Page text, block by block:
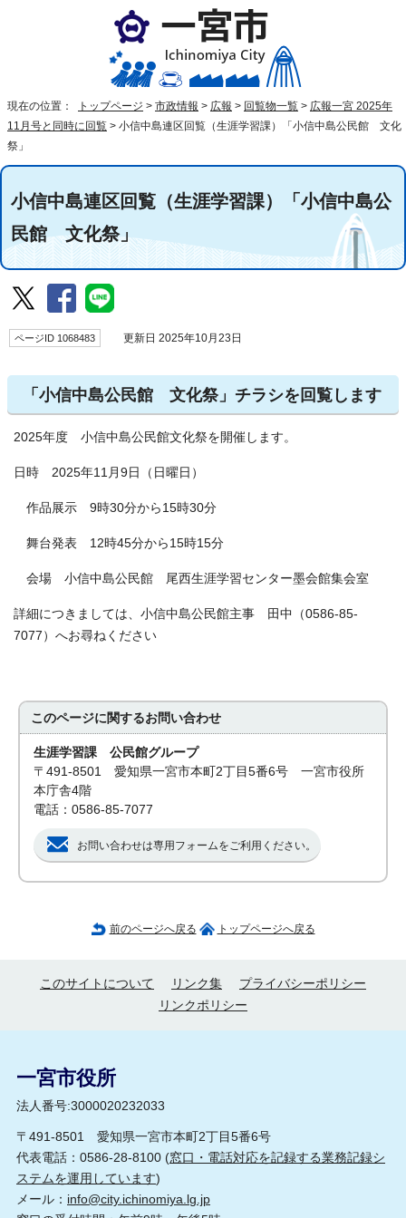
現在の位置： トップページ > 市政情報 > 広報 > 回覧物一覧 > 広報一宮 2025年
11月号と同時に回覧 > 小信中島連区回覧（生涯学習課）「小信中島公民館 文化
祭」
小信中島連区回覧（生涯学習課）「小信中島公
民館 文化祭」
ページID 1068483 更新日 2025年10月23日
「小信中島公民館 文化祭」チラシを回覧します
2025年度 小信中島公民館文化祭を開催します。
日時 2025年11月9日（日曜日）
作品展示 9時30分から15時30分
舞台発表 12時45分から15時15分
会場 小信中島公民館 尾西生涯学習センター墨会館集会室
詳細につきましては、小信中島公民館主事 田中（0586-85-
7077）へお尋ねください
このページに関するお問い合わせ
生涯学習課 公民館グループ
〒491-8501 愛知県一宮市本町2丁目5番6号 一宮市役所
本庁舎4階
電話：0586-85-7077
お問い合わせは専用フォームをご利用ください。
前のページへ戻る トップページへ戻る
このサイトについて リンク集
プライバシーポリシー
リンクポリシー
一宮市役所
法人番号:3000020232033
〒491-8501 愛知県一宮市本町2丁目5番6号
代表電話：0586-28-8100 (窓口・電話対応を記録する業務記録シ
ステムを運用しています)
メール： info@city.ichinomiya.lg.jp